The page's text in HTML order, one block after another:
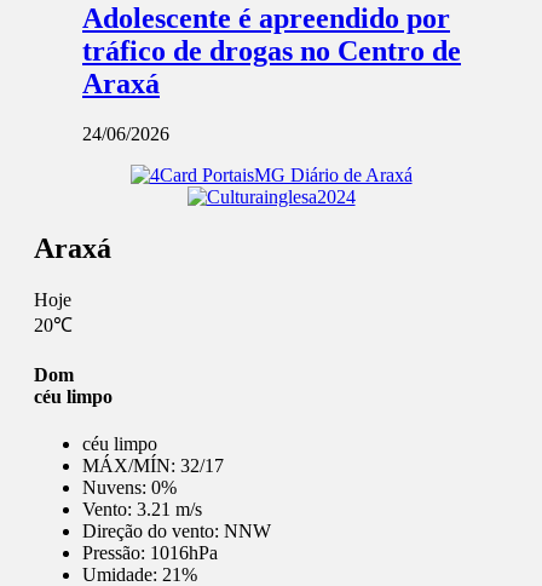
Adolescente é apreendido por
tráfico de drogas no Centro de
Araxá
24/06/2026
Araxá
Hoje
20℃
Dom
céu limpo
céu limpo
MÁX/MÍN: 32/17
Nuvens: 0%
Vento: 3.21 m/s
Direção do vento: NNW
Pressão: 1016hPa
Umidade: 21%